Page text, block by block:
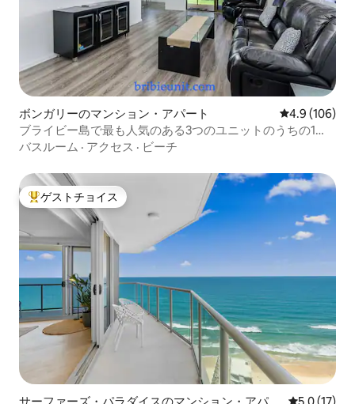
ボンガリーのマンション・アパート レビュー106
4.9 (106)
ブライビー島で最も人気のある3つのユニットのうちの1
つ、Keithさんのお部屋
バスルーム · アクセス · ビーチ
大好評のゲストチョイスです。
ゲストチョイス